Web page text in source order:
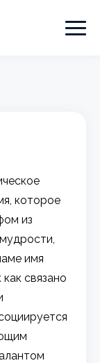
которое
из
имя
связано